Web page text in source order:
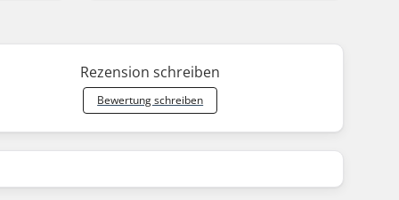
Rezension schreiben
Bewertung schreiben